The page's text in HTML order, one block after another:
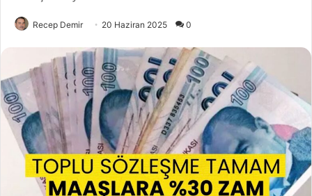
Recep Demir 20 Haziran 2025 0